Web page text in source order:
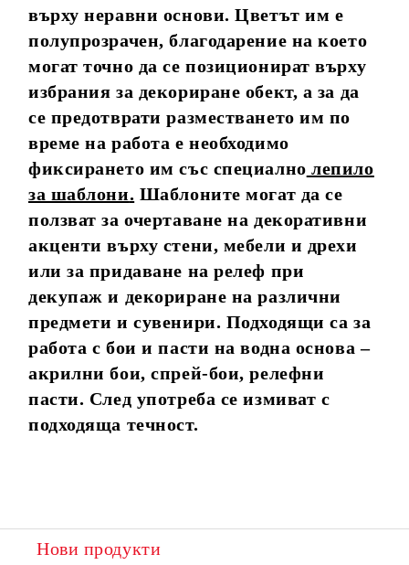
върху неравни основи. Цветът им е
полупрозрачен, благодарение на което
могат точно да се позиционират върху
избрания за декориране обект, а за да
се предотврати разместването им по
време на работа е необходимо
фиксирането им със специално лепило
за шаблони. Шаблоните могат да се
ползват за очертаване на декоративни
акценти върху стени, мебели и дрехи
или за придаване на релеф при
декупаж и декориране на различни
предмети и сувенири. Подходящи са за
работа с бои и пасти на водна основа –
акрилни бои, спрей-бои, релефни
пасти. След употреба се измиват с
подходяща течност.
Нови продукти